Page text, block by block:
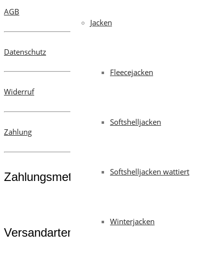
Jacken
Fleecejacken
Softshelljacken
Softshelljacken wattiert
Winterjacken
werden
AGB
Datenschutz
Widerruf
Zahlung
Zahlungsmethoden
Versandarten